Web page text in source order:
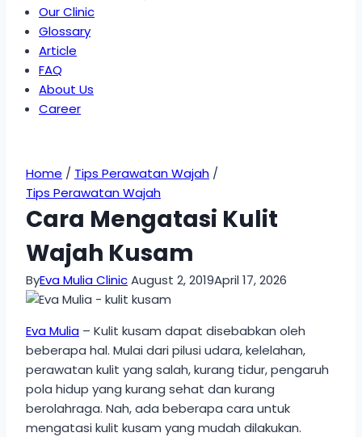
Our Clinic
Glossary
Article
FAQ
About Us
Career
Home / Tips Perawatan Wajah /
Tips Perawatan Wajah
Cara Mengatasi Kulit
Wajah Kusam
ByEva Mulia ClinicAugust 2, 2019April 17, 2026
Eva Mulia – Kulit kusam dapat disebabkan oleh
beberapa hal. Mulai dari pilusi udara, kelelahan,
perawatan kulit yang salah, kurang tidur, pengaruh
pola hidup yang kurang sehat dan kurang
berolahraga. Nah, ada beberapa cara untuk
mengatasi kulit kusam yang mudah dilakukan.